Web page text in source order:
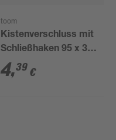
toom
Kistenverschluss mit
Schließhaken 95 x 38
mm
4,39 €